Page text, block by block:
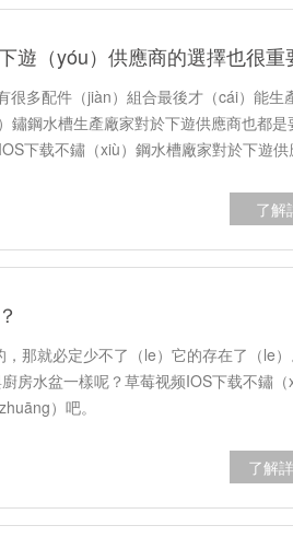
遊（yóu）供應商的選擇也很重
多配件（jiàn）組合最後才（cái）能生
鏽鋼水槽生產廠家對於下遊供應商也都是
下载不鏽（xiù）鋼水槽廠家對於下遊供
了解
那就必定少不了（le）它的存在了（le
房水盆一樣呢？草莓视频IOS下载不鏽（
）吧。
了解